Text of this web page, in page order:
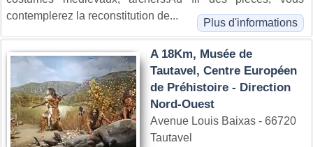
contemplerez la reconstitution de...
Plus d'informations
A 18Km, Musée de
Tautavel, Centre Européen
de Préhistoire - Direction
Nord-Ouest
Avenue Louis Baixas - 66720
Tautavel